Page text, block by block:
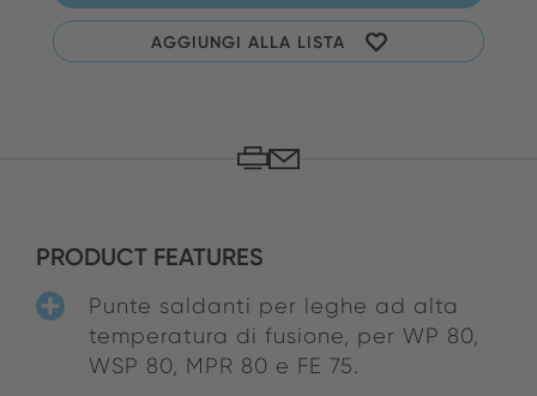
AGGIUNGI ALLA LISTA
PRODUCT FEATURES
Punte saldanti per leghe ad alta
temperatura di fusione, per WP 80,
WSP 80, MPR 80 e FE 75.